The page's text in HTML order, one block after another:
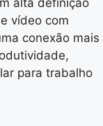
alta definição
vídeo com
conexão mais
para trabalho